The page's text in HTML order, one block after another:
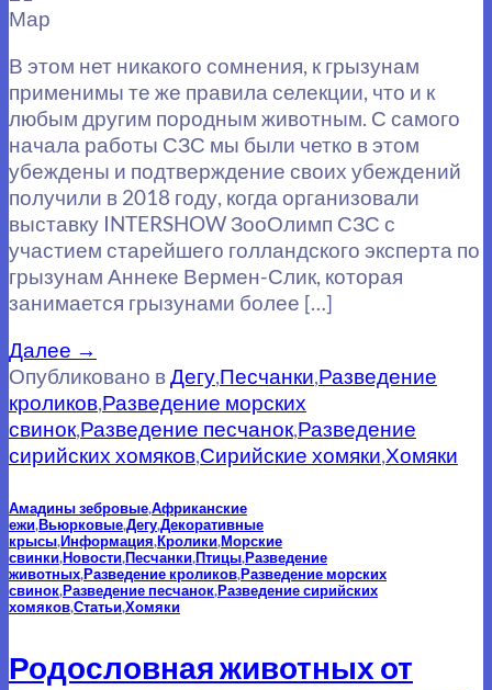
Мар
В этом нет никакого сомнения, к грызунам
применимы те же правила селекции, что и к
любым другим породным животным. С самого
начала работы СЗС мы были четко в этом
убеждены и подтверждение своих убеждений
получили в 2018 году, когда организовали
выставку INTERSHOW ЗооОлимп СЗС с
участием старейшего голландского эксперта по
грызунам Аннеке Вермен-Слик, которая
занимается грызунами более […]
Далее →
Опубликовано вДегу,Песчанки,Разведение
кроликов,Разведение морских
свинок,Разведение песчанок,Разведение
сирийских хомяков,Сирийские хомяки,Хомяки
Амадины зебровые,Африканские
ежи,Вьюрковые,Дегу,Декоративные
крысы,Информация,Кролики,Морские
свинки,Новости,Песчанки,Птицы,Разведение
животных,Разведение кроликов,Разведение морских
свинок,Разведение песчанок,Разведение сирийских
хомяков,Статьи,Хомяки
Родословная животных от